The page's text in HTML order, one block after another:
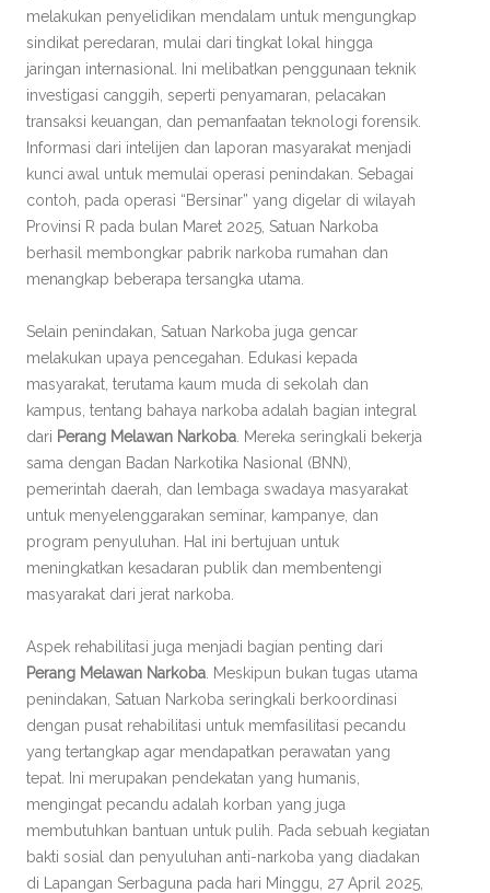
melakukan penyelidikan mendalam untuk mengungkap
sindikat peredaran, mulai dari tingkat lokal hingga
jaringan internasional. Ini melibatkan penggunaan teknik
investigasi canggih, seperti penyamaran, pelacakan
transaksi keuangan, dan pemanfaatan teknologi forensik.
Informasi dari intelijen dan laporan masyarakat menjadi
kunci awal untuk memulai operasi penindakan. Sebagai
contoh, pada operasi “Bersinar” yang digelar di wilayah
Provinsi R pada bulan Maret 2025, Satuan Narkoba
berhasil membongkar pabrik narkoba rumahan dan
menangkap beberapa tersangka utama.
Selain penindakan, Satuan Narkoba juga gencar
melakukan upaya pencegahan. Edukasi kepada
masyarakat, terutama kaum muda di sekolah dan
kampus, tentang bahaya narkoba adalah bagian integral
dari Perang Melawan Narkoba . Mereka seringkali bekerja
sama dengan Badan Narkotika Nasional (BNN),
pemerintah daerah, dan lembaga swadaya masyarakat
untuk menyelenggarakan seminar, kampanye, dan
program penyuluhan. Hal ini bertujuan untuk
meningkatkan kesadaran publik dan membentengi
masyarakat dari jerat narkoba.
Aspek rehabilitasi juga menjadi bagian penting dari
Perang Melawan Narkoba . Meskipun bukan tugas utama
penindakan, Satuan Narkoba seringkali berkoordinasi
dengan pusat rehabilitasi untuk memfasilitasi pecandu
yang tertangkap agar mendapatkan perawatan yang
tepat. Ini merupakan pendekatan yang humanis,
mengingat pecandu adalah korban yang juga
membutuhkan bantuan untuk pulih. Pada sebuah kegiatan
bakti sosial dan penyuluhan anti-narkoba yang diadakan
di Lapangan Serbaguna pada hari Minggu, 27 April 2025,